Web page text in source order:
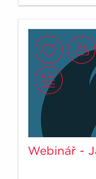
Webinář -